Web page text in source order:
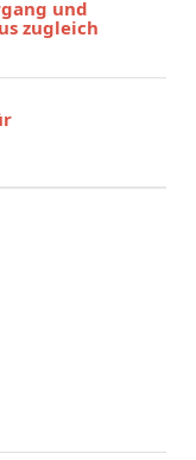
und
zugleich